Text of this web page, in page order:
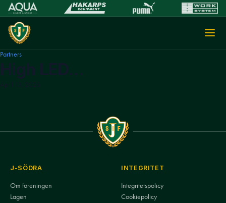
Partners
J-SÖDRA
Om föreningen
Lagen
INTEGRITET
Integritetspolicy
Cookiepolicy